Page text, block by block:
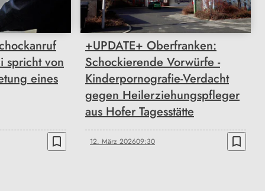
spricht von
eines
bookmark_border
+UPDATE+ Oberfranken:
Schockierende Vorwürfe -
Kinderpornografie-Verdacht
gegen Heilerziehungspfleger
aus Hofer Tagesstätte
12. März 202609:30 bookmark_border